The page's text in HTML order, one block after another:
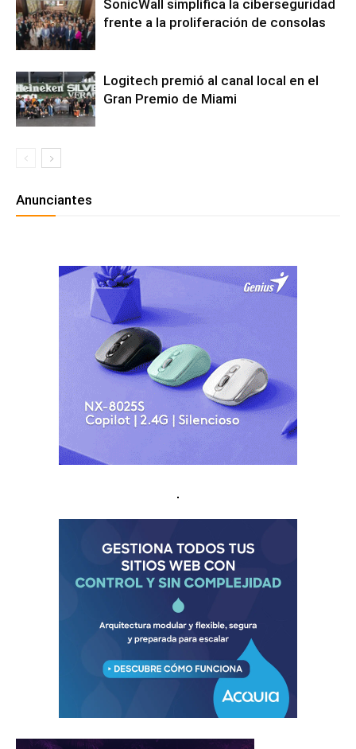
SonicWall simplifica la ciberseguridad
frente a la proliferación de consolas
Logitech premió al canal local en el
Gran Premio de Miami
Anunciantes